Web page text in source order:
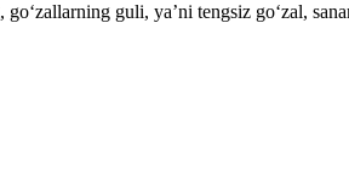
guli, ya’ni tengsiz go‘zal,